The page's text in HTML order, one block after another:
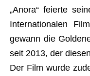
„Anora“ feierte
Internationalen
gewann die
seit 2013, der
Der Film wurde